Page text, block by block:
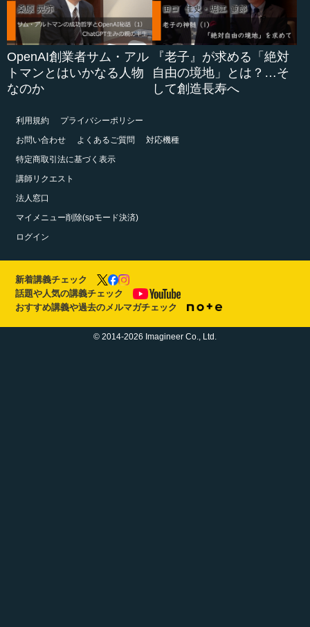
OpenAI創業者サム・アル
トマンとはいかなる人物
なのか
『老子』が求める「絶対
自由の境地」とは？…そ
して創造長寿へ
利用規約
プライバシーポリシー
お問い合わせ
よくあるご質問
対応機種
特定商取引法に基づく表示
講師リクエスト
法人窓口
マイメニュー削除(spモード決済)
ログイン
新着講義チェック
話題や人気の講義チェック
おすすめ講義や過去のメルマガチェック
© 2014-2026 Imagineer Co., Ltd.